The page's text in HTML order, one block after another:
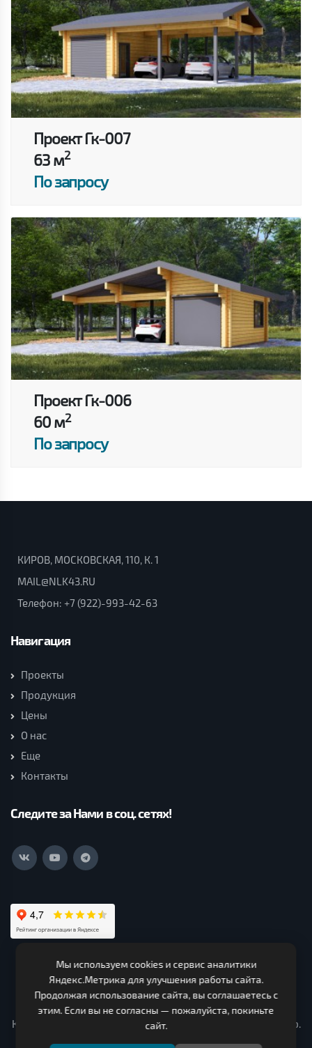
Проект Гк-007
63 м2
По запросу
Проект Гк-006
60 м2
По запросу
КИРОВ, МОСКОВСКАЯ, 110, К. 1
MAIL@NLK43.RU
Телефон: +7 (922)-993-42-63
Навигация
Проекты
Продукция
Цены
О нас
Еще
Контакты
Следите за Нами в соц. сетях!
ООО Нагорская Лесная Компания (c) 2026. Все права
защищены.
ИНН 4319000330 ОГРН 1124303000150. Адрес 613260,
Кировская область, Нагорский район, Чеглаковское с/п ур.
Мы используем cookies и сервис аналитики
Яндекс.Метрика для улучшения работы сайта.
Продолжая использование сайта, вы соглашаетесь с
этим. Если вы не согласны — пожалуйста, покиньте
сайт.